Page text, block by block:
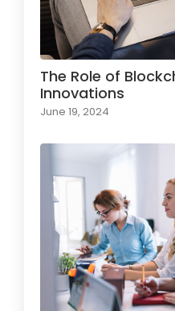
The Role of
Innovations
June 19, 2024